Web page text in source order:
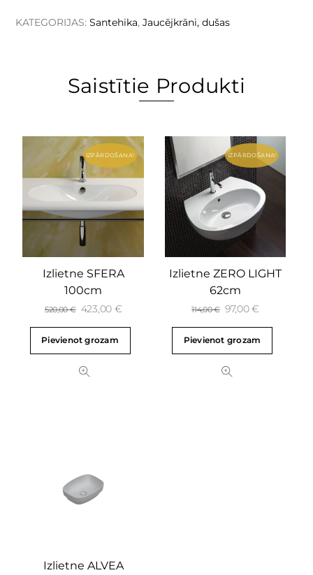
KATEGORIJAS:Santehika,Jaucējkrāni, dušas
Saistītie Produkti
IZPĀRDOŠANA!
Izlietne SFERA
100cm
520,00€ 423,00 €
Pievienot grozam
IZPĀRDOŠANA!
Izlietne ZERO LIGHT
62cm
114,00€ 97,00€
Pievienot grozam
Izlietne ALVEA